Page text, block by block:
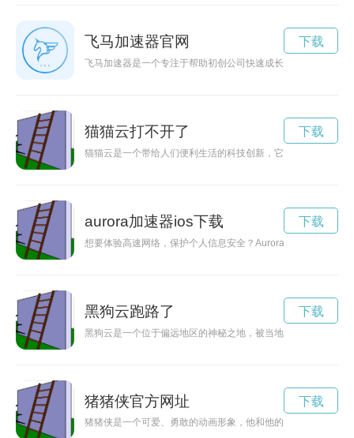
飞马加速器官网
飞马加速器是一个专注于帮助初创公司快速成长的平台，通过
下载
猫猫云打不开了
猫猫云是一个带给人们便利生活的科技创新，它为我们提供了
下载
aurora加速器ios下载
想要体验高速网络，保护个人信息安全？Aurora加速器应该是
下载
黑狗云跑路了
黑狗云是一个位于偏远地区的神秘之地，被当地居民称为“鬼藏
下载
猪猪侠官方网址
猪猪侠是一个可爱、勇敢的动画形象，他和他的伙伴们一起用
下载